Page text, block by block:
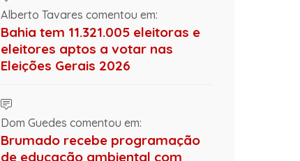
Alberto Tavares comentou em:
Bahia tem 11.321.005 eleitoras e
eleitores aptos a votar nas
Eleições Gerais 2026
Dom Guedes comentou em:
Brumado recebe programação
de educação ambiental com